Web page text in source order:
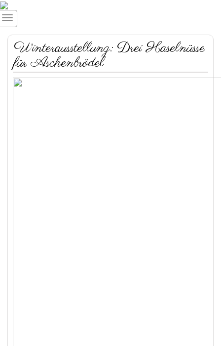
Winterausstellung: Drei Haselnüsse
für Aschenbrödel